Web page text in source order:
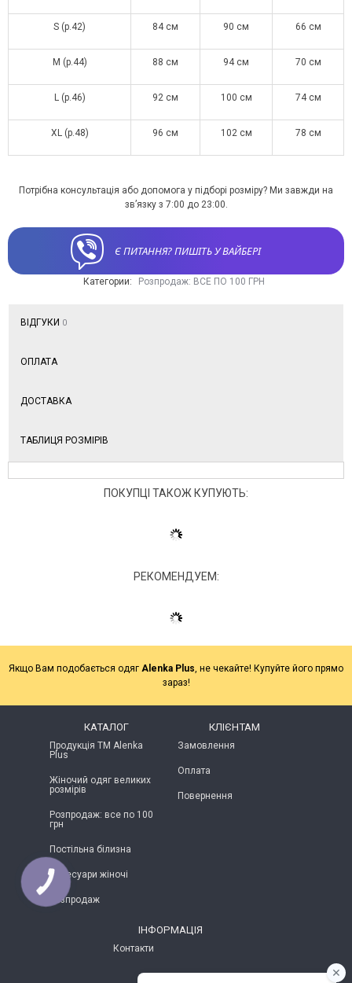
S (р.42) 84 см 90 см 66 см
M (р.44) 88 см 94 см 70 см
L (р.46) 92 см 100 см 74 см
XL (р.48) 96 см 102 см 78 см
Потрібна консультація або допомога у підборі розміру? Ми завжди на
зв’язку з 7:00 до 23:00.
Є ПИТАННЯ? ПИШІТЬ У ВАЙБЕРІ
Категории: Розпродаж: ВСЕ ПО 100 ГРН
ВІДГУКИ 0
ОПЛАТА
ДОСТАВКА
ТАБЛИЦЯ РОЗМІРІВ
ПОКУПЦІ ТАКОЖ КУПУЮТЬ:
РЕКОМЕНДУЕМ:
Якщо Вам подобається одяг Alenka Plus , не чекайте! Купуйте його прямо
зараз!
КАТАЛОГ
Продукція ТМ Alenka
Plus
Жіночий одяг великих
розмірів
Розпродаж: все по 100
грн
Постільна білизна
Аксесуари жіночі
Розпродаж
КЛІЄНТАМ
Замовлення
Оплата
Повернення
ІНФОРМАЦІЯ
Контакти
КНОПКА
ЗВ'ЯЗКУ